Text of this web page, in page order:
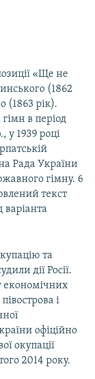
«Ще не
(1862
(1863 рік).
в період
у 1939 році
Рада України
гімну. 6
текст
варіанта
та
дії Росії.
економічних
і
офіційно
окупації
2014 року.